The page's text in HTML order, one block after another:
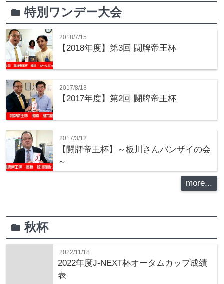
folder特別ワンデー大会
2018/7/15
【2018年度】第3回 闘牌帝王杯
2017/8/13
【2017年度】第2回 闘牌帝王杯
2017/3/12
【闘牌帝王杯】～板川さんバンザイの会
～
more...
folder秋杯
2022/11/18
2022年度J-NEXT杯オータムカップ成績
表